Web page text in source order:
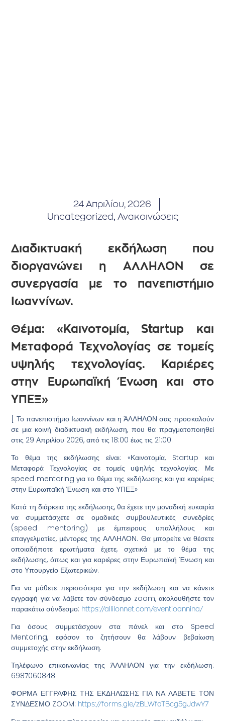
24 Απριλίου, 2026
Uncategorized, Ανακοινώσεις
Διαδικτυακή εκδήλωση που
διοργανώνει η ΆΛΛΗΛΟΝ σε
συνεργασία με το πανεπιστήμιο
Ιωαννίνων.
Θέμα: « Καινοτομία, Startup και
Μεταφορά Τεχνολογίας σε τομείς
υψηλής τεχνολογίας. Καριέρες
στην Ευρωπαϊκή Ένωση και στο
ΥΠΕΞ»
[ Το πανεπιστήμιο Ιωαννίνων και η ΆΛΛΗΛΟΝ σας προσκαλούν
σε μια κοινή διαδικτυακή εκδήλωση, που θα πραγματοποιηθεί
στις 29 Απριλίου 2026, από τις 18:00 έως τις 21:00.
Το θέμα της εκδήλωσης είναι: «Καινοτομία, Startup και
Μεταφορά Τεχνολογίας σε τομείς υψηλής τεχνολογίας. Με
speed mentoring για το θέμα της εκδήλωσης και για καριέρες
στην Ευρωπαϊκή Ένωση και στο ΥΠΕΞ»
Κατά τη διάρκεια της εκδήλωσης, θα έχετε την μοναδική ευκαιρία
να συμμετάσχετε σε ομαδικές συμβουλευτικές συνεδρίες
(speed mentoring) με έμπειρους υπαλλήλους και
επαγγελματίες, μέντορες της ΑΛΛΗΛΟΝ. Θα μπορείτε να θέσετε
οποιαδήποτε ερωτήματα έχετε, σχετικά με το θέμα της
εκδήλωσης, όπως και για καριέρες στην Ευρωπαϊκή Ένωση και
στο Υπουργείο Εξωτερικών.
Για να μάθετε περισσότερα για την εκδήλωση και να κάνετε
εγγραφή για να λάβετε τον σύνδεσμο zoom, ακολουθήστε τον
παρακάτω σύνδεσμο: https://allilonnet.com/eventioannina/
Για όσους συμμετάσχουν στα πάνελ και στο Speed
Mentoring, εφόσον το ζητήσουν θα λάβουν βεβαίωση
συμμετοχής στην εκδήλωση.
Τηλέφωνο επικοινωνίας της ΆΛΛΗΛΟΝ για την εκδήλωση:
6987060848
ΦΟΡΜΑ ΕΓΓΡΑΦΗΣ ΤΗΣ ΕΚΔΗΛΩΣΗΣ ΓΙΑ ΝΑ ΛΑΒΕΤΕ ΤΟΝ
ΣΥΝΔΕΣΜΟ ZOOM: https://forms.gle/zBLWfaTBcg5gJdwY7